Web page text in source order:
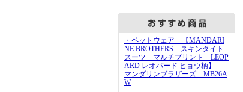
・ペットウェア 【MANDARI
NE BROTHERS スキンタイト
スーツ マルチプリント LEOP
ARD レオパード ヒョウ柄】
マンダリンブラザーズ MB26A
W